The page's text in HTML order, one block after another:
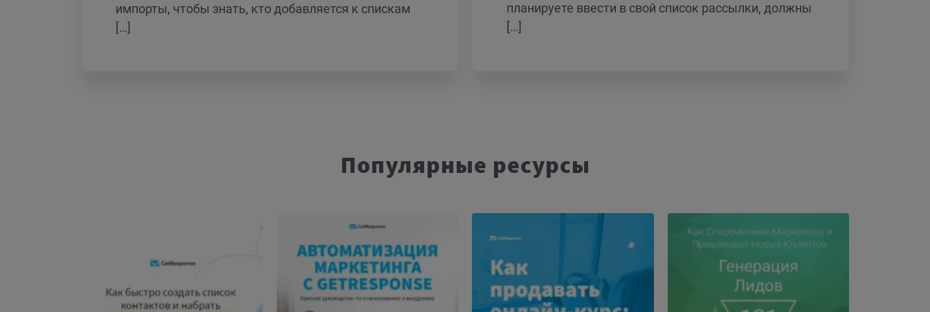
импорты, чтобы знать, кто добавляется к спискам
[…]
планируете ввести в свой список рассылки, должны
[…]
Популярные ресурсы